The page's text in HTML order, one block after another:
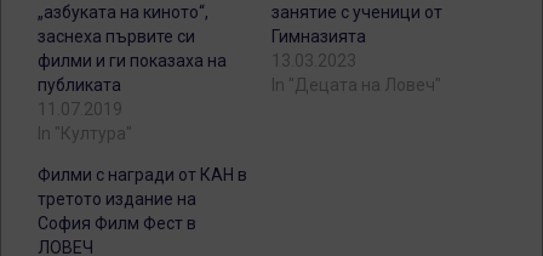
„азбуката на киното“,
заснеха първите си
филми и ги показаха на
публиката
11.07.2019
In "Култура"
занятие с ученици от
Гимназията
13.03.2023
In "Децата на Ловеч"
Филми с награди от КАН в
третото издание на
София Филм Фест в
ЛОВЕЧ